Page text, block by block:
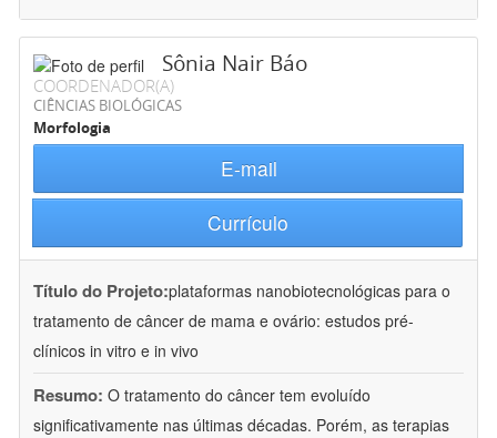
Sônia Nair Báo
COORDENADOR(A)
CIÊNCIAS BIOLÓGICAS
Morfologia
E-mail
Currículo
Título do Projeto:plataformas nanobiotecnológicas para o
tratamento de câncer de mama e ovário: estudos pré-
clínicos in vitro e in vivo
Resumo: O tratamento do câncer tem evoluído
significativamente nas últimas décadas. Porém, as terapias